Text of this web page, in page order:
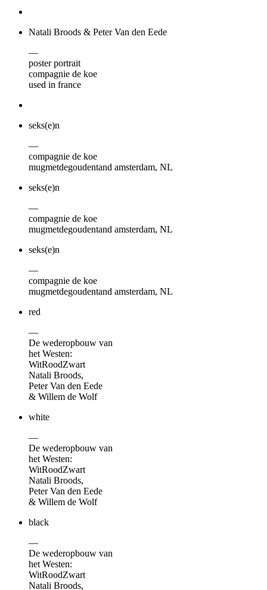
Natali Broods & Peter Van den Eede
—
poster portrait
compagnie de koe
used in france
seks(e)n
—
compagnie de koe
mugmetdegoudentand amsterdam, NL
seks(e)n
—
compagnie de koe
mugmetdegoudentand amsterdam, NL
seks(e)n
—
compagnie de koe
mugmetdegoudentand amsterdam, NL
red
—
De wederopbouw van
het Westen:
WitRoodZwart
Natali Broods,
Peter Van den Eede
& Willem de Wolf
white
—
De wederopbouw van
het Westen:
WitRoodZwart
Natali Broods,
Peter Van den Eede
& Willem de Wolf
black
—
De wederopbouw van
het Westen:
WitRoodZwart
Natali Broods,